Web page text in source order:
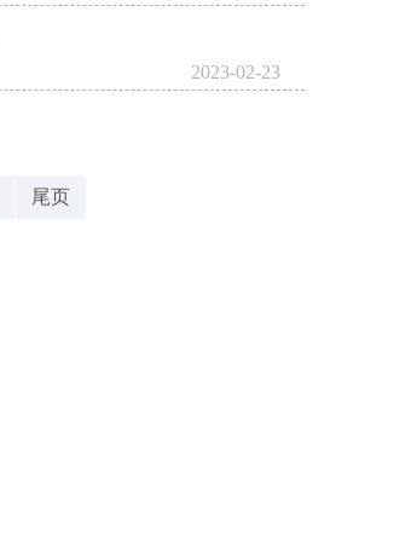
2023-02-23
尾页